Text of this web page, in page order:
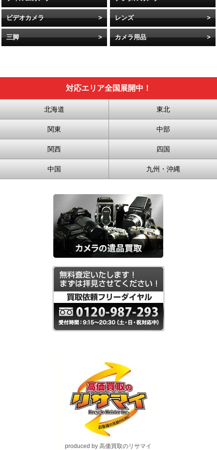
ビデオカメラ レンズ
三脚 カメラ用品
対応エリア全国展開中！
北海道 東北
関東 中部
関西 四国
中国 九州・沖縄
produced by 高価買取のリサマイ